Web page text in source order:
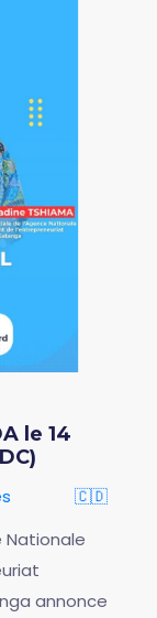
le 14
🇨🇩
Nationale
annonce